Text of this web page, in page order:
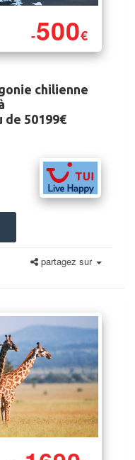
-500€
chilienne
de 50199€
partagez sur